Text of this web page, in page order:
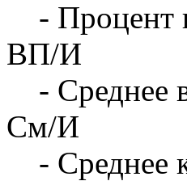
- Процент
ВП/И
- Среднее
См/И
- Среднее